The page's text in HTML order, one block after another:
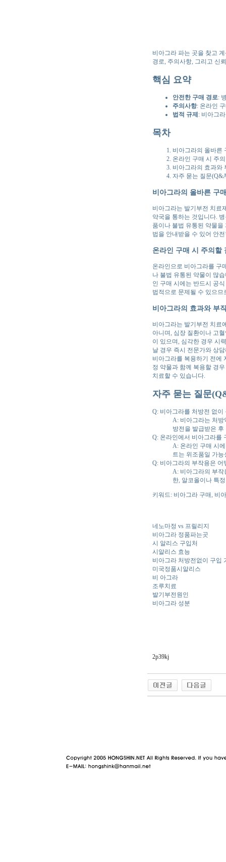
비아그라 파는 곳을 찾고
경로, 주의사항, 그리고 신
핵심 요약
안전한 구매 경로:
주의사항: 온라인
법적 규제 : 비아그
목차
비아그라의 올바른
온라인 구매 시 주
비아그라의 효과와
자주 묻는 질문
비아그라의 올바른 구
비아그라는 발기부전 치료
약국을 통하는 것입니다.
품이나 불법 유통된 약물
법을 안내받을 수 있어 안
온라인 구매 시 주의할
온라인으로 비아그라를 구
나 불법 유통된 약물이 많
인 구매 시에는 반드시 공
법적으로 문제될 수 있으
비아그라의 효과와 부
비아그라는 발기부전 치료
아니며, 심장 질환이나 고
이 있으며, 심각한 경우 시
날 경우 즉시 전문가와 상
비아그라를 복용하기 전에
정 약물과 함께 복용할 경
치료할 수 있습니다.
자주 묻는 질문
Q: 비아그라를 처방전 없이
A: 비아그라는 처방
방전을 발급받은
Q: 온라인에서 비아그라를
A: 온라인 구매 시
트는 위조품일 가
Q: 비아그라의 부작용은 어
A: 비아그라의 부작
한, 알코올이나 특
키워드: 비아그라 구매, 비
네노마정 vs 프릴리지
비아그라 정품파는곳
시 알리스 구입처
시알리스 효능
비아그라 처방전없이 구입
미국정품시알리스
비 아그라
조루치료
발기부전원인
비아그라 성분
2p39kj